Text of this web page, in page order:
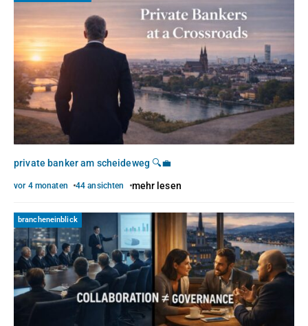
private banker am scheideweg 🔍💼
vor 4 monaten 44 ansichten mehr lesen
brancheneinblick